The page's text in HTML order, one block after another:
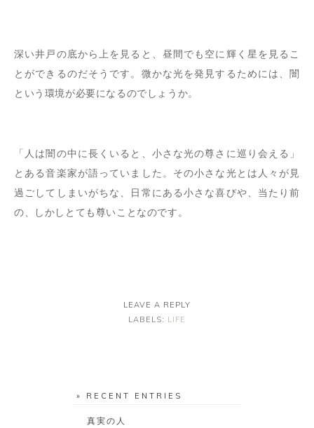
深い井戸の底から上を見ると、昼間でも空に輝く星を見るこ
とができるのだそうです。微かな光を発見するためには、闇
という環境が必要になるのでしょうか。
「人は闇の中に長くいると、小さな光の尊さに巡り会える」
とある音楽家が語っていました。その小さな光とは人々が見
過ごしてしまいがちな、日常にある小さな喜びや、当たり前
の、しかしとても尊いことなのです。
LEAVE A REPLY
LABELS: LIFE
» RECENT ENTRIES
真実の人